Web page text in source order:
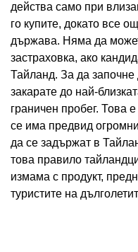
действа само при
го купите, докато все
държава. Няма да
застраховка, ако
Тайланд. За да
закарате до най-
граничен пробег. Това
се има предвид
да се задържат в
това правило
измама с продукт,
туристите на